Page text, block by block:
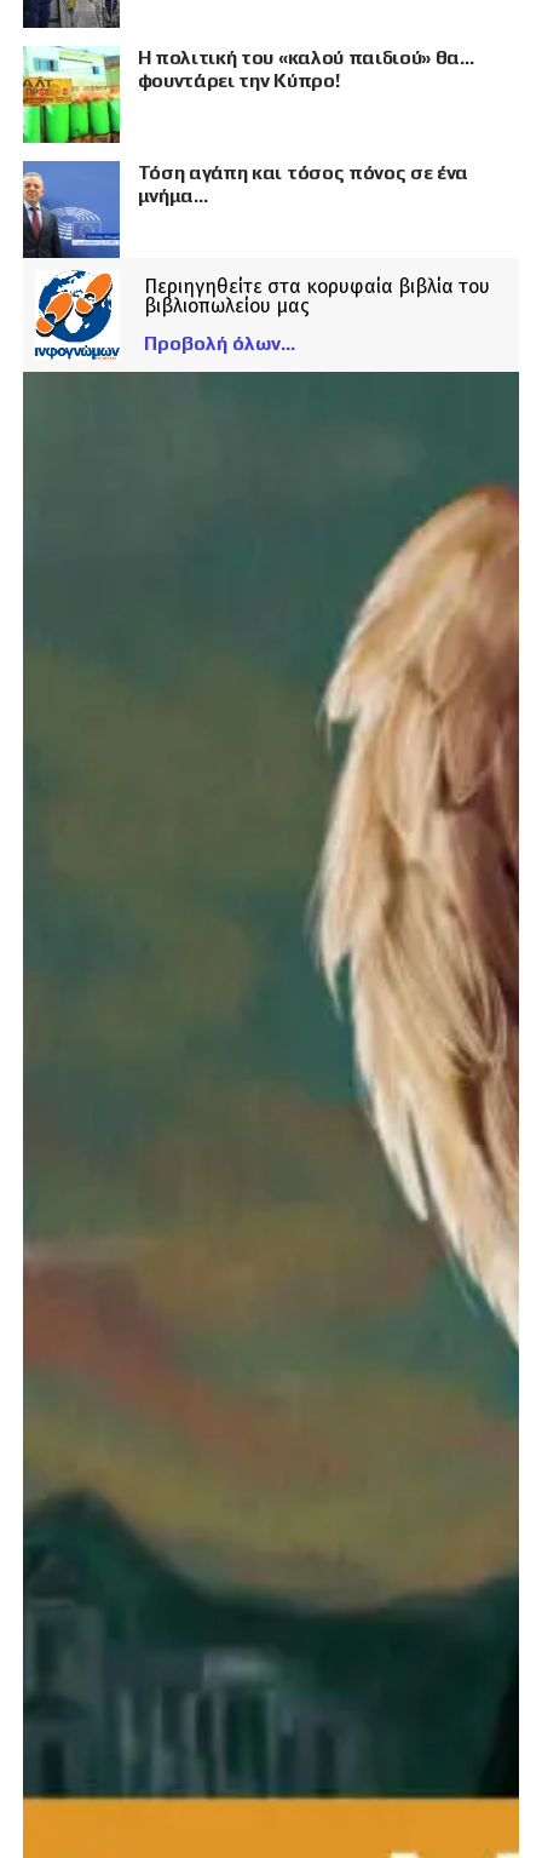
Η πολιτική του «καλού παιδιού» θα…
φουντάρει την Κύπρο!
Τόση αγάπη και τόσος πόνος σε ένα
μνήμα…
Περιηγηθείτε στα κορυφαία βιβλία του
βιβλιοπωλείου μας
Προβολή όλων